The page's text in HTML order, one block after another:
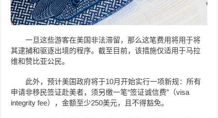
一旦这些游客在美国非法滞留，那么这笔费用将用于将
其逮捕和驱逐出境的程序。截至目前，该措施仅适用于马拉
维和赞比亚公民。
此外，预计美国政府将于10月开始实行一项新规：所有
申请非移民签证赴美者，须另缴一笔“签证诚信费”（visa
integrity fee），金额至少250美元，且不得豁免。